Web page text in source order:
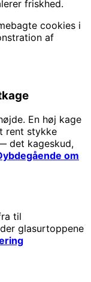
friskhed.
cookies i
af
En høj kage
rent stykke
det kageskud,
om
til
glasurtoppene